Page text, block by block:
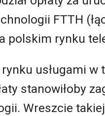
FTTH
polskim rynku
usługami w
stanowiłoby
Wreszcie